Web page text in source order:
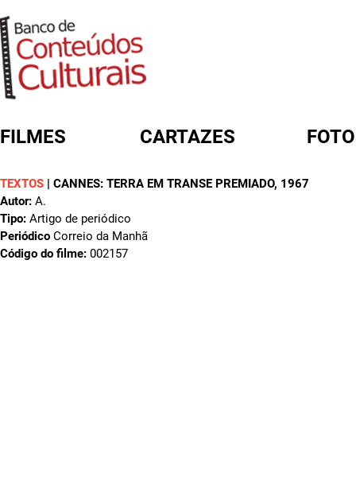
FILMES CARTAZES
TEXTOS | CANNES: TERRA EM TRANSE PREMIADO, 1967
Autor: A.
Tipo: Artigo de periódico
Periódico Correio da Manhã
Código do filme: 002157
FORMULÁRIO DE BUSCA